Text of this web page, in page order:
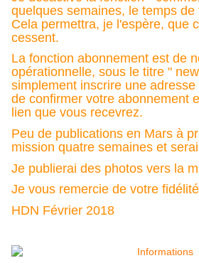
quelques semaines, le temps de
Cela permettra, je l'espère, que
cessent.
La fonction abonnement est de
opérationnelle, sous le titre "
simplement inscrire une
de confirmer votre abonnement
lien que vous recevrez.
Peu de publications en Mars à
mission quatre semaines et
Je publierai des photos vers la
Je vous remercie de votre
HDN Février 2018